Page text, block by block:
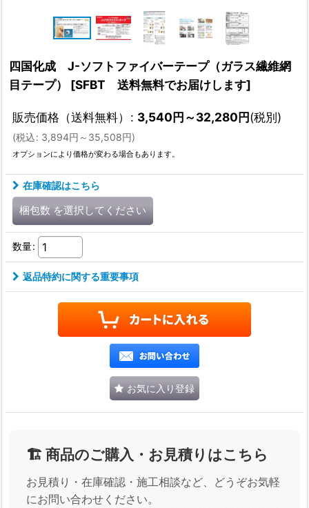
四国化成 J-ソフトファイバーテープ（ガラス繊維網
目テープ）
[SFBT 送料無料でお届けします]
販売価格（送料無料） : 3,540円～32,280円(税別)
(税込: 3,894円 ～35,508円)
オプションにより価格が変わる場合もあります。
在庫確認はこちら
梱包数 を選択してください
数量:
返品特約に関する重要事項
お気に入り登録
🏗️ 商品のご購入・お見積りはこちら
お見積り・在庫確認・施工相談など、どうぞお気軽
にお問い合わせください。